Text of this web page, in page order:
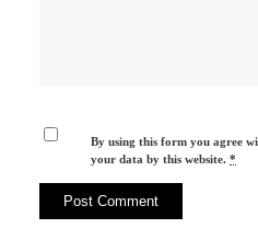
By using this form you agree
your data by this website.*